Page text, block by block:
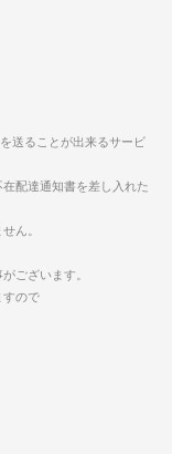
送ることが出来るサービ
配達通知書を差し入れた
ん。
ございます。
すので